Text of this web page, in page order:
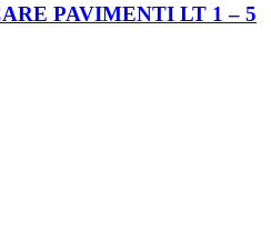
PAVIMENTI LT 1 – 5